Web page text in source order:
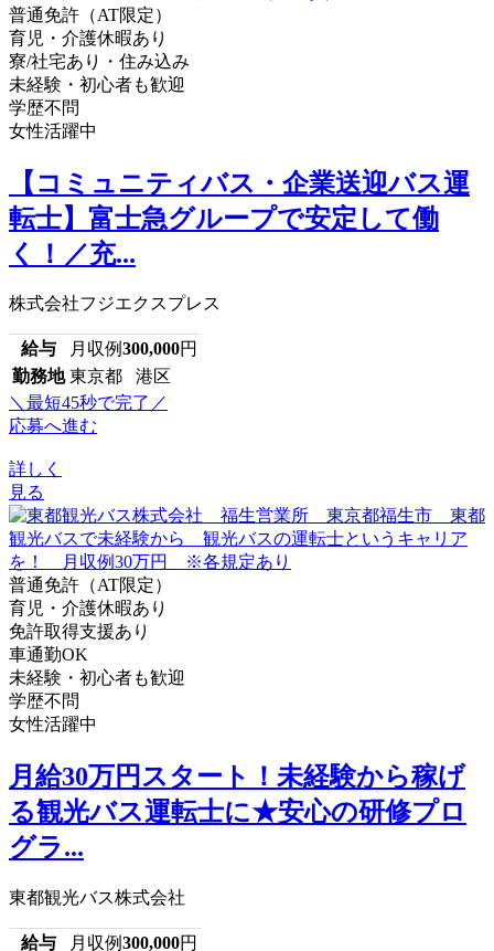
普通免許（AT限定）
育児・介護休暇あり
寮/社宅あり・住み込み
未経験・初心者も歓迎
学歴不問
女性活躍中
【コミュニティバス・企業送迎バス運
転士】富士急グループで安定して働
く！／充...
株式会社フジエクスプレス
給与 月収例300,000円
勤務地 東京都 港区
＼最短45秒で完了／
応募へ進む
詳しく
見る
普通免許（AT限定）
育児・介護休暇あり
免許取得支援あり
車通勤OK
未経験・初心者も歓迎
学歴不問
女性活躍中
月給30万円スタート！未経験から稼げ
る観光バス運転士に★安心の研修プロ
グラ...
東都観光バス株式会社
給与 月収例300,000円